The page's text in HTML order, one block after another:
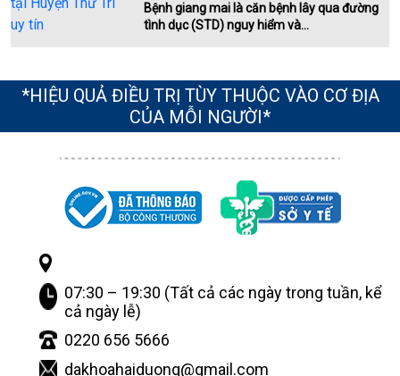
Bệnh giang mai là căn bệnh lây qua đường
tình dục (STD) nguy hiểm và...
*HIỆU QUẢ ĐIỀU TRỊ TÙY THUỘC VÀO CƠ ĐỊA
CỦA MỖI NGƯỜI*
07:30 – 19:30 (Tất cả các ngày trong tuần, kể
cả ngày lễ)
0220 656 5666
dakhoahaiduong@gmail.com